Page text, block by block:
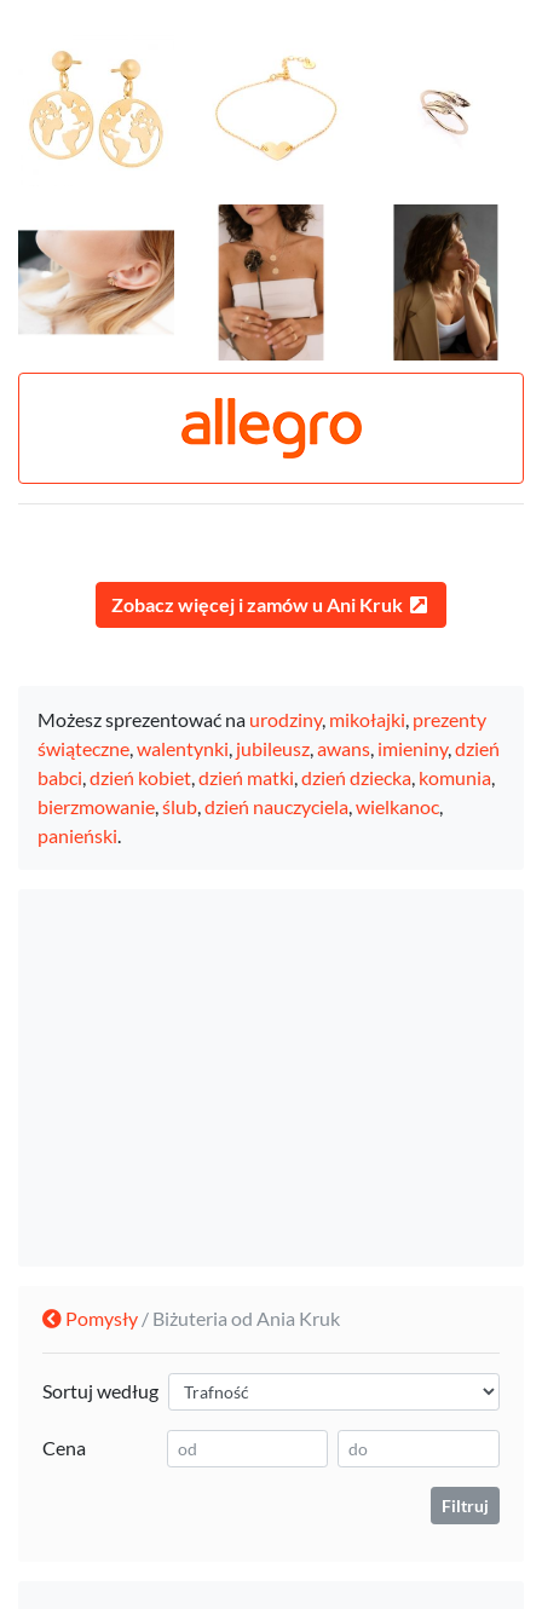
Zobacz więcej i zamów u Ani Kruk
Możesz sprezentować na urodziny, mikołajki, prezenty
świąteczne,walentynki, jubileusz,awans, imieniny,dzień
babci,dzień kobiet,dzień matki,dzień dziecka, komunia,
bierzmowanie,ślub,dzień nauczyciela,wielkanoc,
panieński.
Pomysły / Biżuteria od Ania Kruk
Sortuj według
Cena
Filtruj